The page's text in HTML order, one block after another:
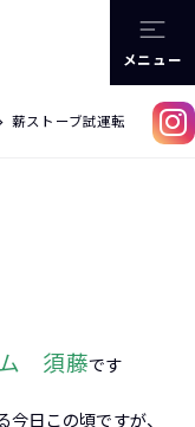
メニュー
薪ストーブ試運転
ム 須藤です
日この頃ですが、